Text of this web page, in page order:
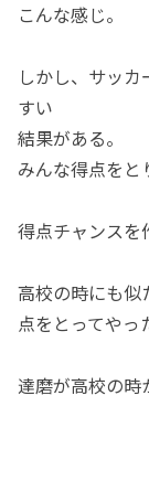
こんな感じ。
しかし、サッ
すい
結果がある。
みんな得点をと
得点チャンスを
高校の時にも似
点をとってやっ
達磨が高校の時